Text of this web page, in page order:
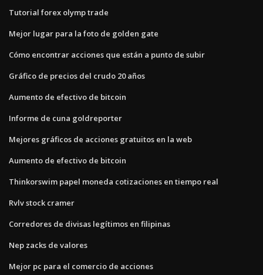
Tutorial forex olymp trade
Mejor lugar para la foto de golden gate
Cómo encontrar acciones que están a punto de subir
Gráfico de precios del crudo 20 años
Aumento de efectivo de bitcoin
Informe de cuna goldreporter
Mejores gráficos de acciones gratuitos en la web
Aumento de efectivo de bitcoin
Thinkorswim papel moneda cotizaciones en tiempo real
Rvlv stock cramer
Corredores de divisas legítimos en filipinas
Nep zacks de valores
Mejor pc para el comercio de acciones